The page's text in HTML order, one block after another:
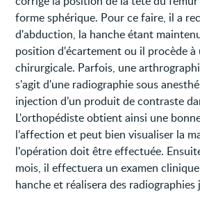
forme sphérique. Pour ce faire, il a
d'abduction, la hanche étant
position d'écartement ou il procède à
chirurgicale. Parfois, une
s'agit d'une radiographie sous
injection d’un produit de contraste
L'orthopédiste obtient ainsi une
l’affection et peut bien visualiser la
l'opération doit être effectuée.
mois, il effectuera un examen
hanche et réalisera des radiographies